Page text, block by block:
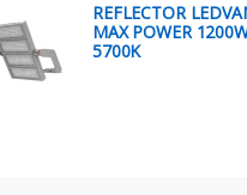
REFLECTOR
MAX POWER
5700K